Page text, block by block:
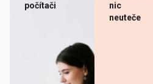
počítači
nic
neuteče